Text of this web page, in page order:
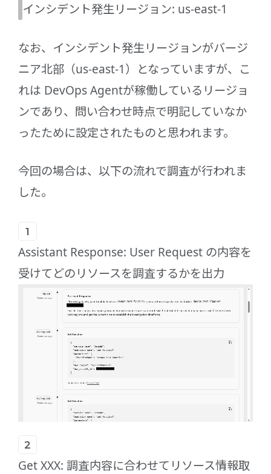
インシデント発生リージョン: us-east-1
なお、インシデント発生リージョンがバージ
ニア北部（us-east-1）となっていますが、こ
れは DevOps Agentが稼働しているリージョ
ンであり、問い合わせ時点で明記していなか
ったために設定されたものと思われます。
今回の場合は、以下の流れで調査が行われま
した。
Assistant Response: User Request の内容を
受けてどのリソースを調査するかを出力
Get XXX: 調査内容に合わせてリソース情報取